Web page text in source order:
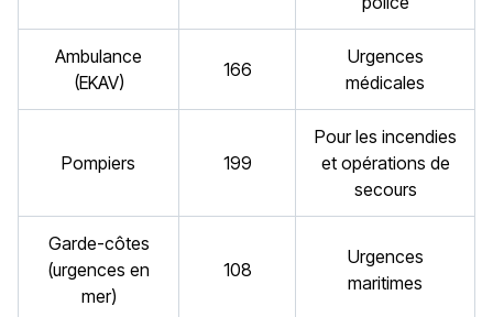
Ambulance
(EKAV)
166
Urgences
médicales
Pompiers 199
Pour les incendies
et opérations de
secours
Garde-côtes
(urgences en
mer)
108
Urgences
maritimes